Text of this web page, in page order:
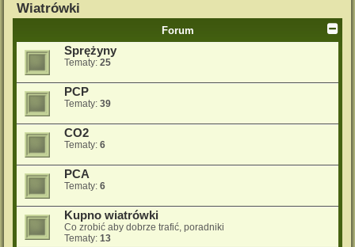
Wiatrówki
Forum
Sprężyny
Tematy: 25
PCP
Tematy: 39
CO2
Tematy: 6
PCA
Tematy: 6
Kupno wiatrówki
Co zrobić aby dobrze trafić, poradniki
Tematy: 13